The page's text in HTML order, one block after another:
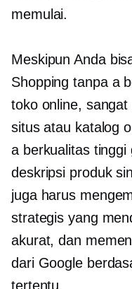
memulai.
Meskipun Anda
Shopping tanpa a
toko online,
situs atau katalog
a berkualitas tinggi
deskripsi produk
juga harus
strategis yang
akurat, dan
dari Google
tertentu.